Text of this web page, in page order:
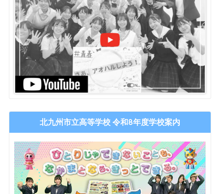
北九州市立高等学校 令和8年度学校案内